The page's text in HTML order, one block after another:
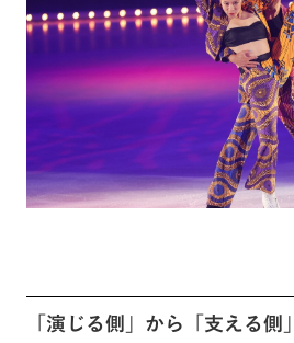
「演じる側」から「支える側